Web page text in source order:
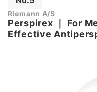
Riemann A/S
Perspirex ｜ For
Effective